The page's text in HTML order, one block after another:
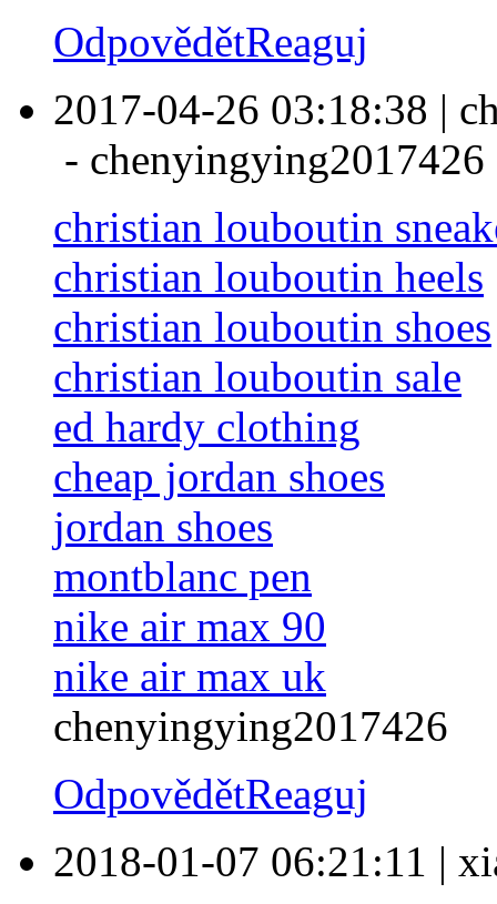
OdpovědětReaguj
2017-04-26 03:18:38 |
- chenyingying2017426
christian louboutin
christian louboutin heels
christian louboutin shoes
christian louboutin sale
ed hardy clothing
cheap jordan shoes
jordan shoes
montblanc pen
nike air max 90
nike air max uk
chenyingying2017426
OdpovědětReaguj
2018-01-07 06:21:11 |